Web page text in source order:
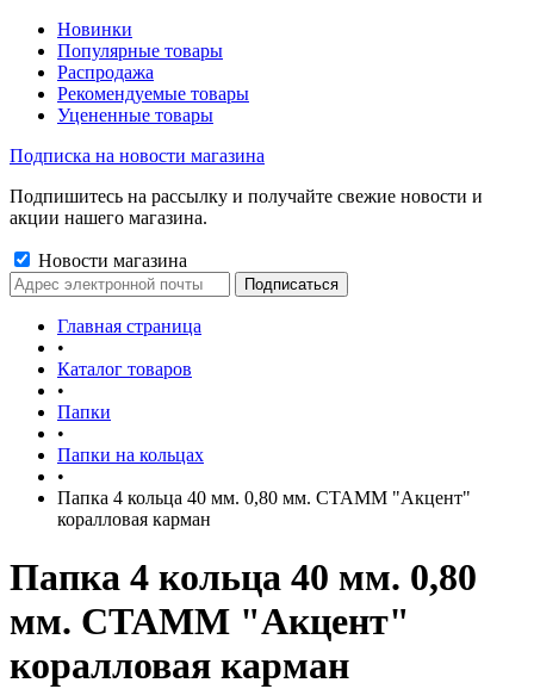
Новинки
Популярные товары
Распродажа
Рекомендуемые товары
Уцененные товары
Подписка на новости магазина
Подпишитесь на рассылку и получайте свежие новости и
акции нашего магазина.
Новости магазина
Главная страница
•
Каталог товаров
•
Папки
•
Папки на кольцах
•
Папка 4 кольца 40 мм. 0,80 мм. СТАММ "Акцент"
коралловая карман
Папка 4 кольца 40 мм. 0,80
мм. СТАММ "Акцент"
коралловая карман